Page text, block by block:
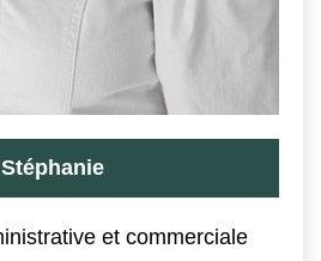
Stéphanie
et commerciale